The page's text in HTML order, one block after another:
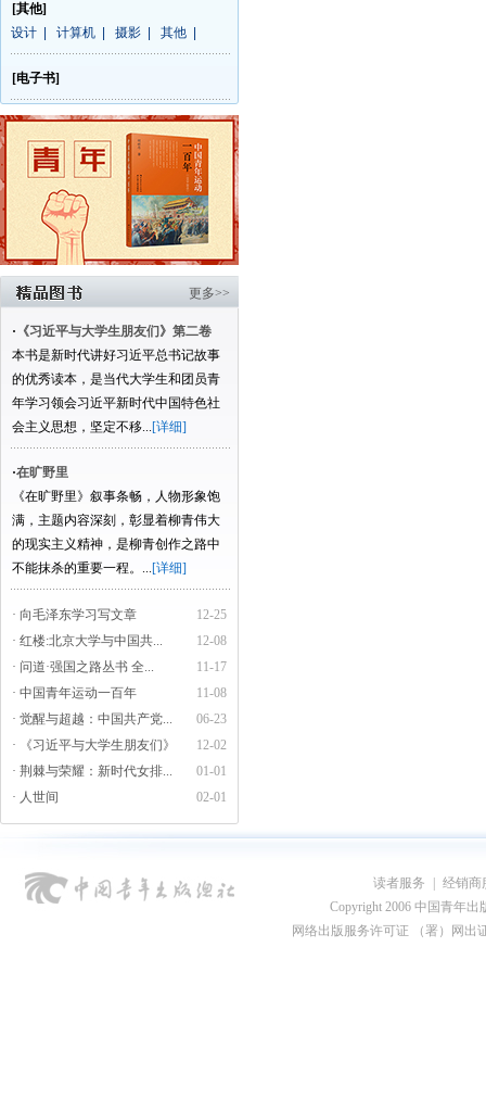
[其他]
设计
计算机 摄影 其他
[电子书]
更多>>
· 《习近平与大学生朋友们》第二卷
本书是新时代讲好习近平总书记故事
的优秀读本，是当代大学生和团员青
年学习领会习近平新时代中国特色社
会主义思想，坚定不移...[详细]
·在旷野里
《在旷野里》叙事条畅，人物形象饱
满，主题内容深刻，彰显着柳青伟大
的现实主义精神，是柳青创作之路中
不能抹杀的重要一程。...[详细]
12-25
· 向毛泽东学习写文章
12-08
· 红楼:北京大学与中国共...
11-17
· 问道·强国之路丛书 全...
11-08
· 中国青年运动一百年
06-23
· 觉醒与超越：中国共产党...
12-02
· 《习近平与大学生朋友们》
01-01
· 荆棘与荣耀：新时代女排...
02-01
· 人世间
读者服务
经销商
Copyright 2006 中国青年出
网络出版服务许可证 （署）网出